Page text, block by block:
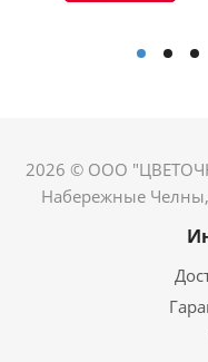
2026 © ООО
Набережные Челны,